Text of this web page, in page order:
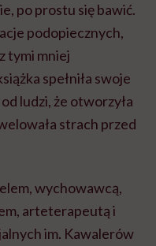
po prostu się bawić.
podopiecznych,
tymi mniej
spełniła swoje
ludzi, że otworzyła
strach przed
wychowawcą,
arteterapeutąi
im. Kawalerów